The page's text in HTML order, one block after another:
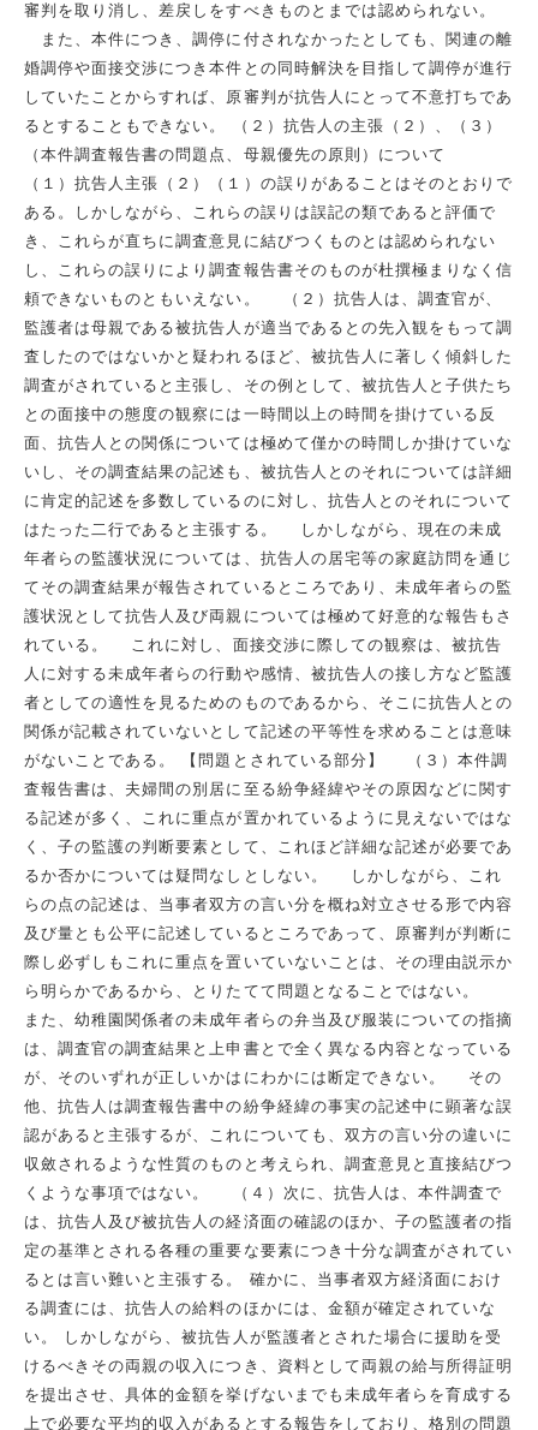
審判を取り消し、差戻しをすべきものとまでは認められない。
また、本件につき、調停に付されなかったとしても、関連の離
婚調停や面接交渉につき本件との同時解決を目指して調停が進行
していたことからすれば、原審判が抗告人にとって不意打ちであ
るとすることもできない。 （２）抗告人の主張（２）、（３）
（本件調査報告書の問題点、母親優先の原則）について
（１）抗告人主張（２）（１）の誤りがあることはそのとおりで
ある。しかしながら、これらの誤りは誤記の類であると評価で
き、これらが直ちに調査意見に結びつくものとは認められない
し、これらの誤りにより調査報告書そのものが杜撰極まりなく信
頼できないものともいえない。 （２）抗告人は、調査官が、
監護者は母親である被抗告人が適当であるとの先入観をもって調
査したのではないかと疑われるほど、被抗告人に著しく傾斜した
調査がされていると主張し、その例として、被抗告人と子供たち
との面接中の態度の観察には一時間以上の時間を掛けている反
面、抗告人との関係については極めて僅かの時間しか掛けていな
いし、その調査結果の記述も、被抗告人とのそれについては詳細
に肯定的記述を多数しているのに対し、抗告人とのそれについて
はたった二行であると主張する。 しかしながら、現在の未成
年者らの監護状況については、抗告人の居宅等の家庭訪問を通じ
てその調査結果が報告されているところであり、未成年者らの監
護状況として抗告人及び両親については極めて好意的な報告もさ
れている。 これに対し、面接交渉に際しての観察は、被抗告
人に対する未成年者らの行動や感情、被抗告人の接し方など監護
者としての適性を見るためのものであるから、そこに抗告人との
関係が記載されていないとして記述の平等性を求めることは意味
がないことである。 【問題とされている部分】 （３）本件調
査報告書は、夫婦間の別居に至る紛争経緯やその原因などに関す
る記述が多く、これに重点が置かれているように見えないではな
く、子の監護の判断要素として、これほど詳細な記述が必要であ
るか否かについては疑問なしとしない。 しかしながら、これ
らの点の記述は、当事者双方の言い分を概ね対立させる形で内容
及び量とも公平に記述しているところであって、原審判が判断に
際し必ずしもこれに重点を置いていないことは、その理由説示か
ら明らかであるから、とりたてて問題となることではない。
また、幼稚園関係者の未成年者らの弁当及び服装についての指摘
は、調査官の調査結果と上申書とで全く異なる内容となっている
が、そのいずれが正しいかはにわかには断定できない。 その
他、抗告人は調査報告書中の紛争経緯の事実の記述中に顕著な誤
認があると主張するが、これについても、双方の言い分の違いに
収斂されるような性質のものと考えられ、調査意見と直接結びつ
くような事項ではない。 （４）次に、抗告人は、本件調査で
は、抗告人及び被抗告人の経済面の確認のほか、子の監護者の指
定の基準とされる各種の重要な要素につき十分な調査がされてい
るとは言い難いと主張する。 確かに、当事者双方経済面におけ
る調査には、抗告人の給料のほかには、金額が確定されていな
い。 しかしながら、被抗告人が監護者とされた場合に援助を受
けるべきその両親の収入につき、資料として両親の給与所得証明
を提出させ、具体的金額を挙げないまでも未成年者らを育成する
上で必要な平均的収入があるとする報告をしており、格別の問題